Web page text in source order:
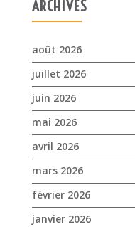
ARCHIVES
août 2026
juillet 2026
juin 2026
mai 2026
avril 2026
mars 2026
février 2026
janvier 2026